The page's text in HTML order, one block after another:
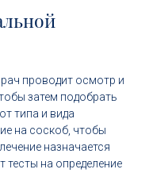
проводит осмотр и
затем подобрать
типа и вида
на соскоб, чтобы
назначается
тесты на определение